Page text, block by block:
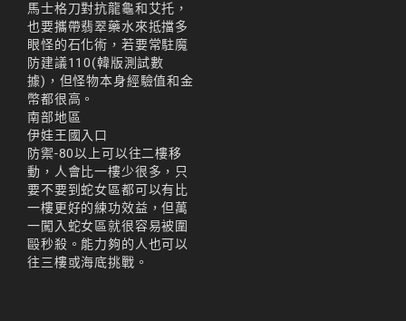
馬士格刀對抗龍龜和艾托，
也要攜帶翡翠藥水來抵擋多
眼怪的石化術，若要常駐魔
防建議110(韓版測試數
據)，但怪物本身經驗值和金
幣都很高。
南部地區
伊娃王國入口
防禦-80以上可以往二樓移
動，人會比一樓少很多，只
要不要到蛇女區都可以有比
一樓更好的練功效益，但萬
一闖入蛇女區就很容易被圍
毆秒殺。能力夠的人也可以
往三樓或海底挑戰。